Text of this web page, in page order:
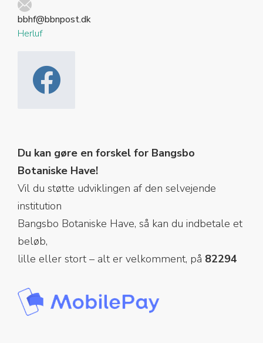
bbhf@bbnpost.dk
Herluf
Du kan gøre en forskel for Bangsbo
Botaniske Have!
Vil du støtte udviklingen af den selvejende
institution
Bangsbo Botaniske Have, så kan du indbetale et
beløb,
lille eller stort – alt er velkomment, på 82294